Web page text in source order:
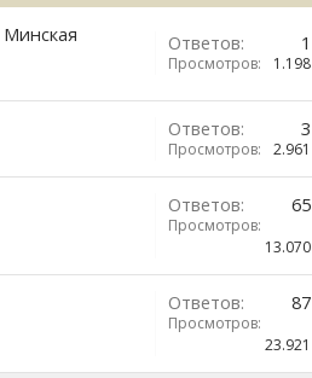
Ответов: 1
Просмотров: 1.198
Ответов: 3
Просмотров: 2.961
Ответов: 65
Просмотров:
13.070
Ответов: 87
Просмотров:
23.921